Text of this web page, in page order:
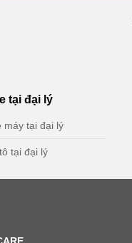
tại đại lý
máy tại đại lý
tại đại lý